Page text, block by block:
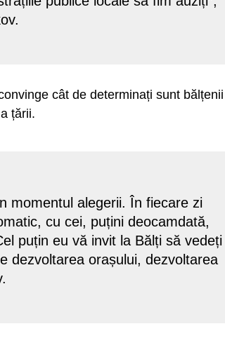
cât de determinați sunt bălțenii
țării.
momentul alegerii. În fiecare zi
cu cei, puțini deocamdată,
puțin eu vă invit la Bălți să vedeți
dezvoltarea orașului, dezvoltarea